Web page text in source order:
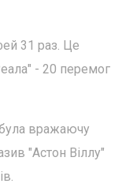
31 раз. Це
- 20 перемог
вражаючу
"Астон Віллу"